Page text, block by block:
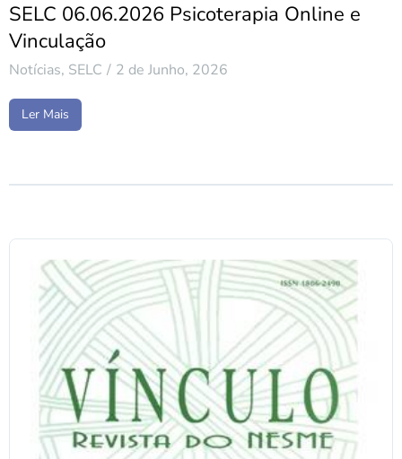
SELC 06.06.2026 Psicoterapia Online e
Vinculação
Notícias, SELC 2 de Junho, 2026
Ler Mais